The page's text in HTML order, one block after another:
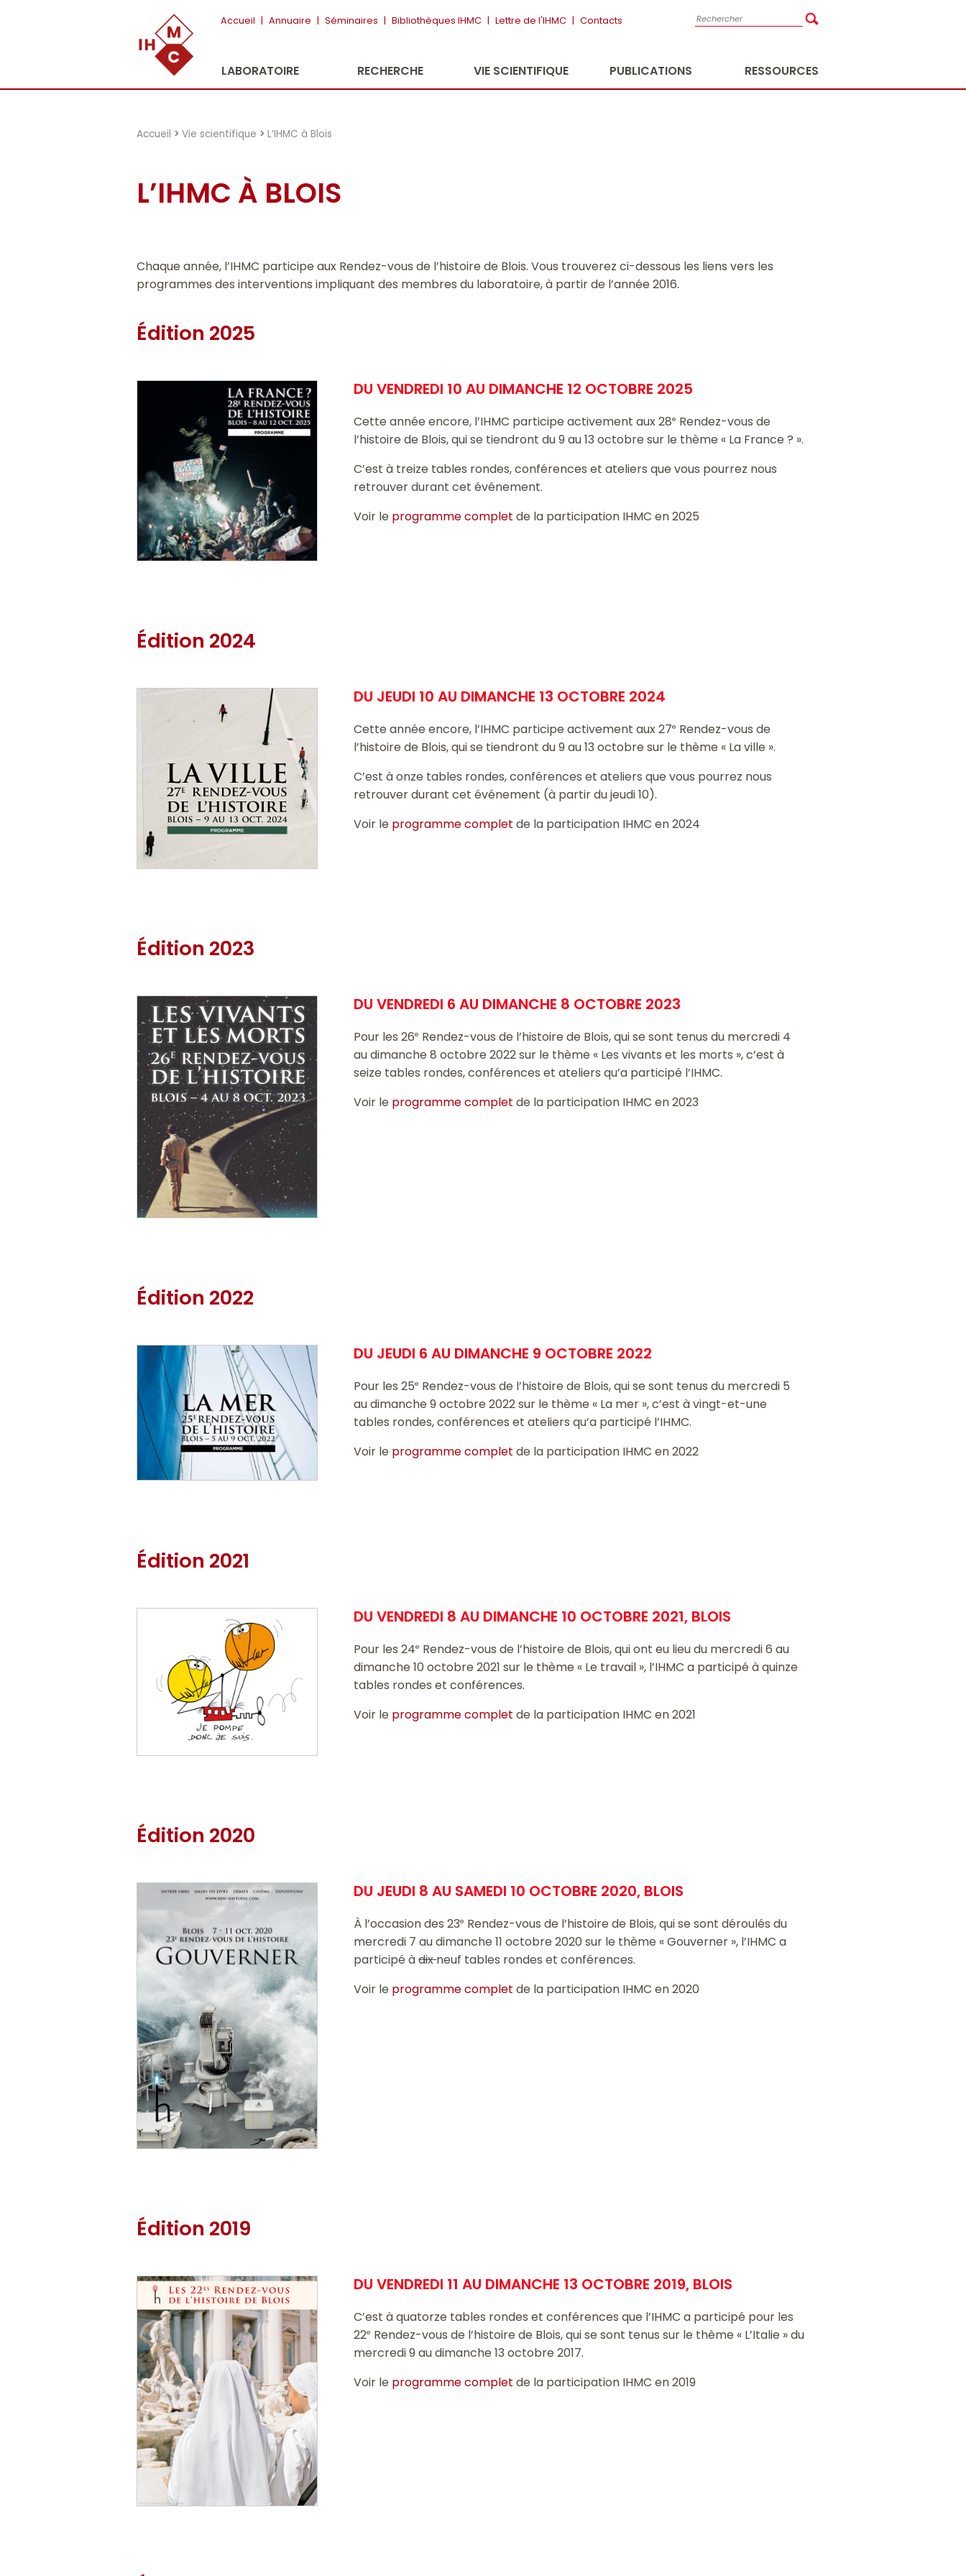
Accueil | Annuaire | Séminaires | Bibliothèques IHMC | Lettre de l'IHMC | Contacts
LABORATOIRE RECHERCHE VIE SCIENTIFIQUE PUBLICATIONS RESSOURCES
Accueil >Vie scientifique >L’IHMC à Blois
L’IHMC À BLOIS
Chaque année, l’IHMC participe aux Rendez-vous de l’histoire de Blois. Vous trouverez ci-dessous les liens vers les
programmes des interventions impliquant des membres du laboratoire, à partir de l’année 2016.
Édition 2025
DU VENDREDI 10 AU DIMANCHE 12 OCTOBRE 2025
Cette année encore, l’IHMC participe activement aux 28e Rendez-vous de
l’histoire de Blois, qui se tiendront du 9 au 13 octobre sur le thème « La France ? ».
C’est à treize tables rondes, conférences et ateliers que vous pourrez nous
retrouver durant cet événement.
Voir le programme complet de la participation IHMC en 2025
Édition 2024
DU JEUDI 10 AU DIMANCHE 13 OCTOBRE 2024
Cette année encore, l’IHMC participe activement aux 27e Rendez-vous de
l’histoire de Blois, qui se tiendront du 9 au 13 octobre sur le thème « La ville ».
C’est à onze tables rondes, conférences et ateliers que vous pourrez nous
retrouver durant cet événement (à partir du jeudi 10).
Voir le programme complet de la participation IHMC en 2024
Édition 2023
DU VENDREDI 6 AU DIMANCHE 8 OCTOBRE 2023
Pour les 26e Rendez-vous de l’histoire de Blois, qui se sont tenus du mercredi 4
au dimanche 8 octobre 2022 sur le thème « Les vivants et les morts », c’est à
seize tables rondes, conférences et ateliers qu’a participé l’IHMC.
Voir le programme complet de la participation IHMC en 2023
Édition 2022
DU JEUDI 6 AU DIMANCHE 9 OCTOBRE 2022
Pour les 25e Rendez-vous de l’histoire de Blois, qui se sont tenus du mercredi 5
au dimanche 9 octobre 2022 sur le thème « La mer », c’est à vingt-et-une
tables rondes, conférences et ateliers qu’a participé l’IHMC.
Voir le programme complet de la participation IHMC en 2022
Édition 2021
DU VENDREDI 8 AU DIMANCHE 10 OCTOBRE 2021, BLOIS
Pour les 24e Rendez-vous de l’histoire de Blois, qui ont eu lieu du mercredi 6 au
dimanche 10 octobre 2021 sur le thème « Le travail », l’IHMC a participé à quinze
tables rondes et conférences.
Voir le programme complet de la participation IHMC en 2021
Édition 2020
DU JEUDI 8 AU SAMEDI 10 OCTOBRE 2020, BLOIS
À l’occasion des 23e Rendez-vous de l’histoire de Blois, qui se sont déroulés du
mercredi 7 au dimanche 11 octobre 2020 sur le thème « Gouverner », l’IHMC a
participé àdixneuf tables rondes et conférences.
Voir le programme complet de la participation IHMC en 2020
Édition 2019
DU VENDREDI 11 AU DIMANCHE 13 OCTOBRE 2019, BLOIS
C’est à quatorze tables rondes et conférences que l’IHMC a participé pour les
22e Rendez-vous de l’histoire de Blois, qui se sont tenus sur le thème « L’Italie » du
mercredi 9 au dimanche 13 octobre 2017.
Voir le programme complet de la participation IHMC en 2019